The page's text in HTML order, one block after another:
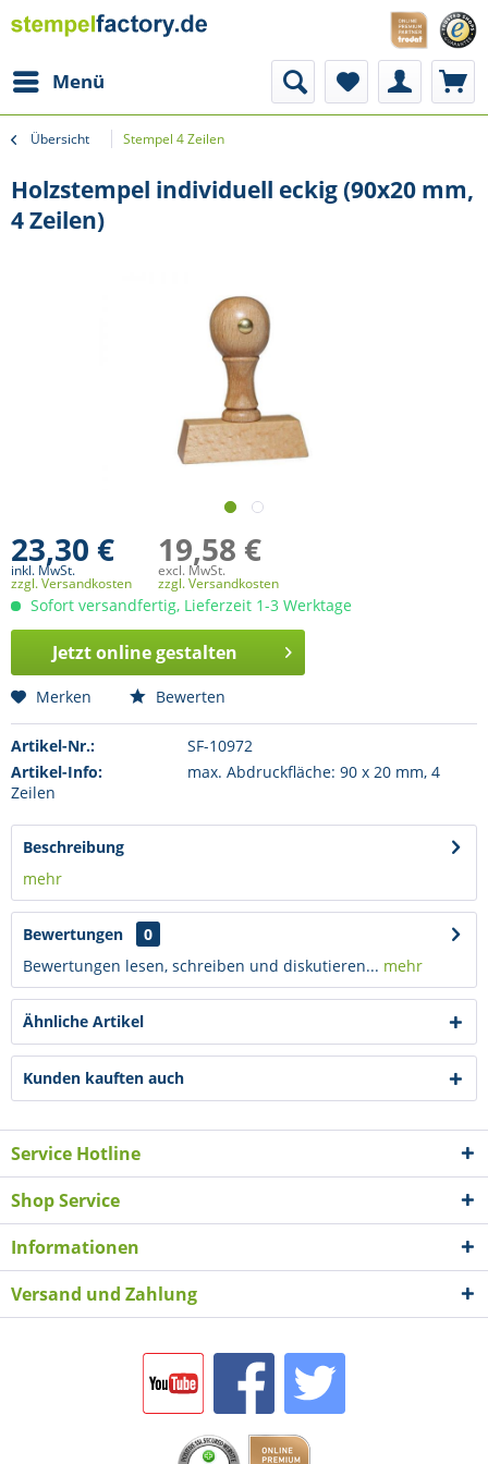
Menü
Übersicht Stempel 4 Zeilen
Holzstempel individuell eckig (90x20 mm,
4 Zeilen)
23,30 €
inkl. MwSt.
zzgl. Versandkosten
19,58 €
excl. MwSt.
zzgl. Versandkosten
Sofort versandfertig, Lieferzeit 1-3 Werktage
Jetzt online gestalten
Merken Bewerten
Artikel-Nr.:
SF-10972
Artikel-Info:
max. Abdruckfläche: 90 x 20 mm, 4
Zeilen
Beschreibung
mehr
Bewertungen
0
Bewertungen lesen, schreiben und diskutieren... mehr
Ähnliche Artikel
Kunden kauften auch
Service Hotline
Shop Service
Informationen
Versand und Zahlung